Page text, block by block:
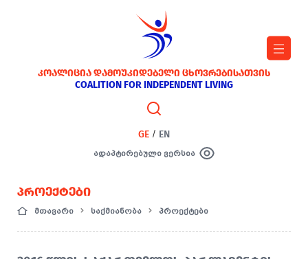
ᲙᲝᲐᲚᲘᲪᲘᲐ ᲓᲐᲛᲝᲣᲙᲘᲓᲔᲑᲔᲚᲘ ᲪᲮᲝᲕᲠᲔᲑᲘᲡᲐᲗᲕᲘᲡ
COALITION FOR INDEPENDENT LIVING
GE / EN
ადაპტირებული ვერსია
ᲞᲠᲝᲔᲥᲢᲔᲑᲘ
მთავარი საქმიანობა პროექტები